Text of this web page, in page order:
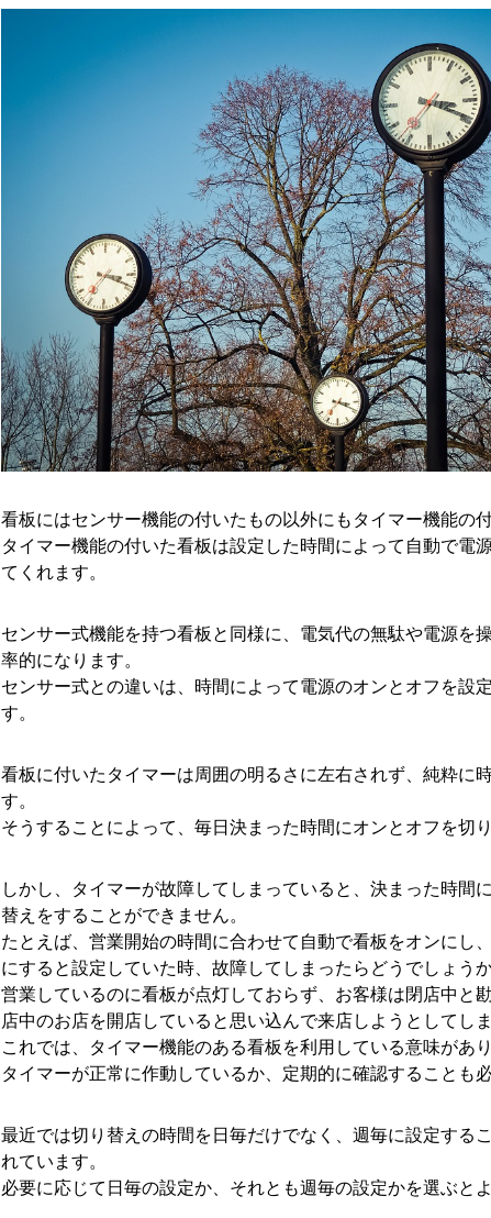
看板にはセンサー機能の付いたもの以外にもタイマー機能の
タイマー機能の付いた看板は設定した時間によって自動で電
てくれます。
センサー式機能を持つ看板と同様に、電気代の無駄や電源を
率的になります。
センサー式との違いは、時間によって電源のオンとオフを設
す。
看板に付いたタイマーは周囲の明るさに左右されず、純粋に
す。
そうすることによって、毎日決まった時間にオンとオフを切
しかし、タイマーが故障してしまっていると、決まった時間
替えをすることができません。
たとえば、営業開始の時間に合わせて自動で看板をオンにし
にすると設定していた時、故障してしまったらどうでしょうか
営業しているのに看板が点灯しておらず、お客様は閉店中と
店中のお店を開店していると思い込んで来店しようとしてし
これでは、タイマー機能のある看板を利用している意味があり
タイマーが正常に作動しているか、定期的に確認することも必
最近では切り替えの時間を日毎だけでなく、週毎に設定する
れています。
必要に応じて日毎の設定か、それとも週毎の設定かを選ぶとよ